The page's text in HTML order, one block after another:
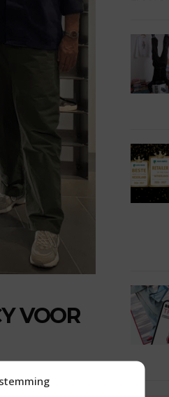
VOOR